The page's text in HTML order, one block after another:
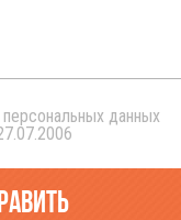
данных